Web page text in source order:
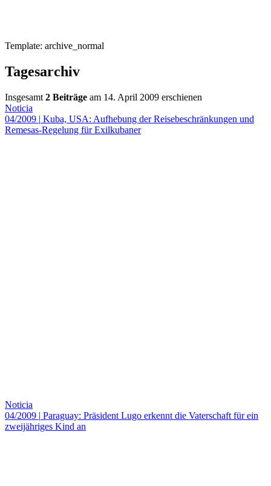
Template: archive_normal
Tagesarchiv
Insgesamt 2 Beiträge am 14. April 2009 erschienen
Noticia
04/2009 | Kuba, USA: Aufhebung der Reisebeschränkungen und
Remesas-Regelung für Exilkubaner
Noticia
04/2009 | Paraguay: Präsident Lugo erkennt die Vaterschaft für ein
zweijähriges Kind an